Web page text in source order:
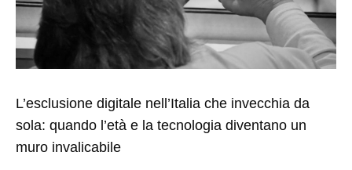
L’esclusione digitale nell’Italia che invecchia da
sola: quando l’età e la tecnologia diventano un
muro invalicabile